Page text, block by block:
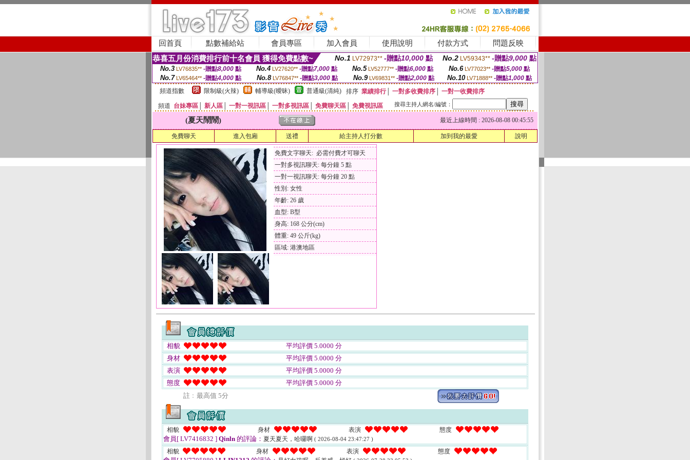
回首頁 點數補給站 會員專區 加入會員 使用說明 付款方式 問題反映
恭喜五月份消費排行前十名會員 獲得免費點數~ No.1 LV72973** -贈點10,000 點 No.2 LV59343** -贈點9,000 點
No.3 LV76835** -贈點8,000點 No.4 LV27620** -贈點7,000點 No.5 LV52777** -贈點6,000點 No.6 LV77023** -贈點5,000點
No.7 LV65464** -贈點4,000 點 No.8 LV76847** -贈點3,000 點 No.9 LV69831** -贈點2,000點 No.10 LV71888** -贈點1,000 點
頻道指數
限制級(火辣) 輔導級(曖昧) 普通級(清純) 排序 業績排行│ 一對多收費排序
一對一收費排序
頻道 台妹專區 新人區 一對一視訊區 一對多視訊區 免費聊天區 免費視訊區 搜尋主持人網名/編號：
(夏天鬧鬧) 最近上線時間 : 2026-08-08 00:45:55
免費聊天 進入包廂 送禮 給主持人打分數 加到我的最愛 說明
免費文字聊天: 必需付費才可聊天
一對多視訊聊天: 每分鐘 5 點
一對一視訊聊天: 每分鐘 20 點
性別: 女性
年齡: 26 歲
血型: B型
身高: 168 公分(cm)
體重: 49 公斤(kg)
區域: 港澳地區
相貌
平均評價 5.0000 分
身材
平均評價 5.0000 分
表演
平均評價 5.0000 分
態度
平均評價 5.0000 分
註﹕最高值 5分
相貌 身材 表演 態度
會員[ LV7416832 ] Qinln 的評論： 夏天夏天，哈囉啊 ( 2026-08-04 23:47:27 )
相貌 身材 表演 態度